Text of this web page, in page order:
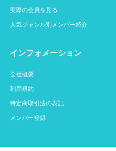
実際の会員を見る
人気ジャンル別メンバー紹介
インフォメーション
会社概要
利用規約
特定商取引法の表記
メンバー登録